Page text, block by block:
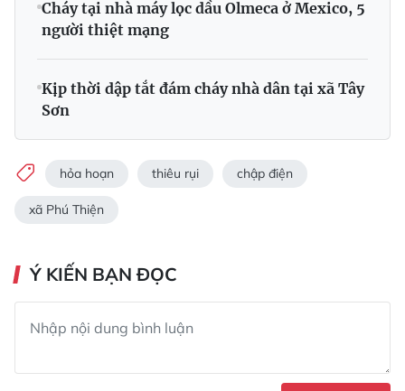
Cháy tại nhà máy lọc dầu Olmeca ở Mexico, 5
người thiệt mạng
Kịp thời dập tắt đám cháy nhà dân tại xã Tây
Sơn
hỏa hoạn thiêu rụi chập điện
xã Phú Thiện
Ý KIẾN BẠN ĐỌC